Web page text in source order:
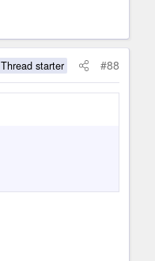
Thread starter #88